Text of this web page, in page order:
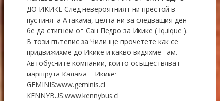
ДО ИКИКЕ След невероятният ни престой в
пустинята Атакама, целта ни за следващия ден
бе да стигнем от Сан Педро за Икике ( Iquique ).
В този пътепис за Чили ще прочетете как се
придвижихме до Икике и какво видяхме там.
Автобусните компании, които осъществяват
маршрута Калама – Икике:
GEMINIS:www.geminis.cl
KENNYBUS:www.kennybus.cl